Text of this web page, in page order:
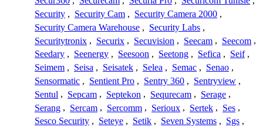
Security , Security Cam , Security Camera 2000 ,
Security Camera Warehouse , Security Labs ,
Securitytronix , Securix , Secuvision , Seecam , Seecom ,
Seedary , Seenergy , Seesoon , Seetong , Sefica , Seif ,
Seimem , Seisa , Seisatek , Selea , Semac , Senao ,
Sensormatic , Sentient Pro , Sentry 360 , Sentryview ,
Sentul , Sepcam , Septekon , Sequrecam , Serage ,
Serang , Sercam , Sercomm , Serioux , Sertek , Ses ,
Sesco Security , Seteye , Setik , Seven Systems , Sgs ,